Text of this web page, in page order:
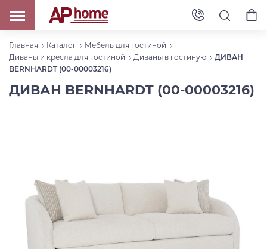
Главная Каталог
Мебель для гостиной
Диваны и кресла для гостиной
Диваны в гостиную
ДИВАН
BERNHARDT (00-00003216)
ДИВАН BERNHARDT (00-00003216)